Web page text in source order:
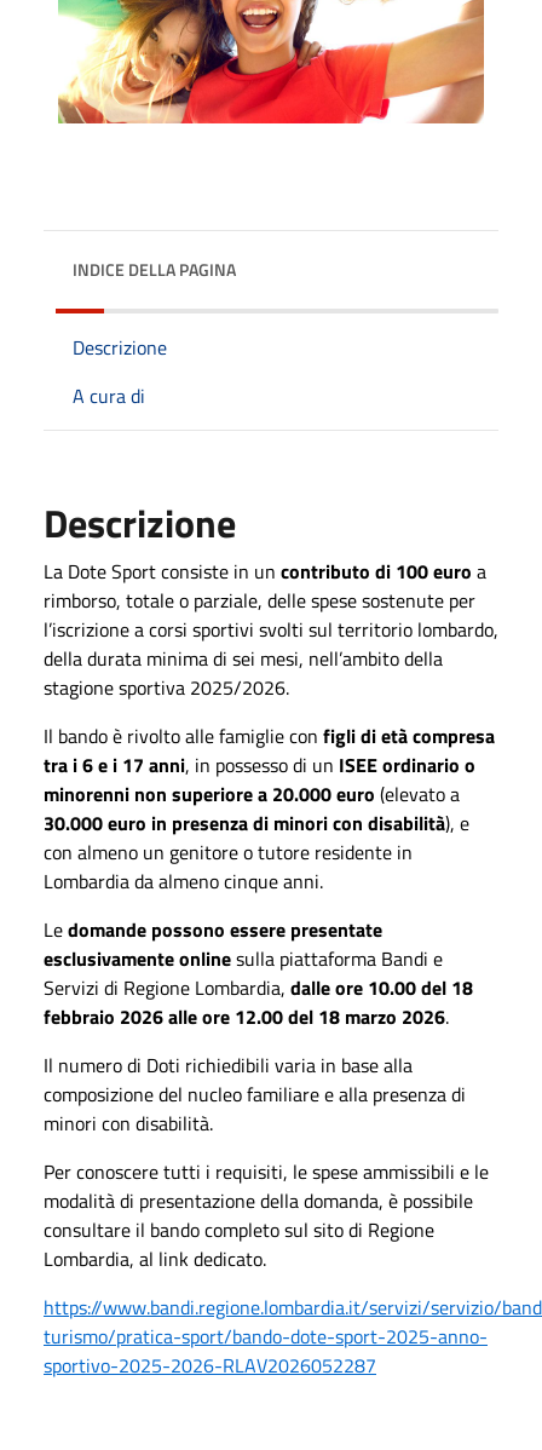
INDICE DELLA PAGINA
Descrizione
A cura di
Descrizione
La Dote Sport consiste in un contributo di 100 euro a
rimborso, totale o parziale, delle spese sostenute per
l’iscrizione a corsi sportivi svolti sul territorio lombardo,
della durata minima di sei mesi, nell’ambito della
stagione sportiva 2025/2026.
Il bando è rivolto alle famiglie con figli di età compresa
tra i 6 e i 17 anni, in possesso di un ISEE ordinario o
minorenni non superiore a 20.000 euro (elevato a
30.000 euro in presenza di minori con disabilità), e
con almeno un genitore o tutore residente in
Lombardia da almeno cinque anni.
Ledomande possono essere presentate
esclusivamente onlinesulla piattaforma Bandi e
Servizi di Regione Lombardia, dalle ore 10.00 del 18
febbraio 2026 alle ore 12.00 del 18 marzo 2026.
Il numero di Doti richiedibili varia in base alla
composizione del nucleo familiare e alla presenza di
minori con disabilità.
Per conoscere tutti i requisiti, le spese ammissibili e le
modalità di presentazione della domanda, è possibile
consultare il bando completo sul sito di Regione
Lombardia, al link dedicato.
https://www.bandi.regione.lombardia.it/servizi/servizio/
turismo/pratica-sport/bando-dote-sport-2025-anno-
sportivo-2025-2026-RLAV2026052287